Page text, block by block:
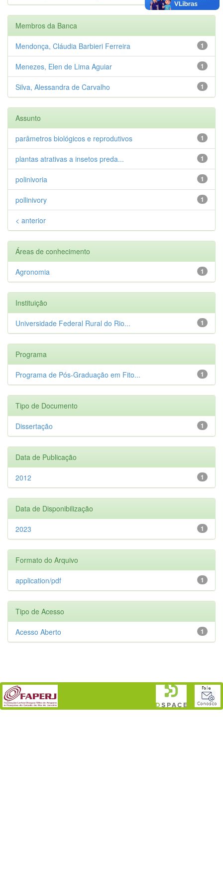
Membros da Banca
1
Mendonça, Cláudia Barbieri Ferreira
1
Menezes, Elen de Lima Aguiar
1
Silva, Alessandra de Carvalho
Assunto
1
parâmetros biológicos e reprodutivos
1
plantas atrativas a insetos preda...
1
polinivoria
1
pollinivory
< anterior
Áreas de conhecimento
1
Agronomia
Instituição
1
Universidade Federal Rural do Rio...
Programa
1
Programa de Pós-Graduação em Fito...
Tipo de Documento
1
Dissertação
Data de Publicação
1
2012
Data de Disponibilização
1
2023
Formato do Arquivo
1
application/pdf
Tipo de Acesso
1
Acesso Aberto